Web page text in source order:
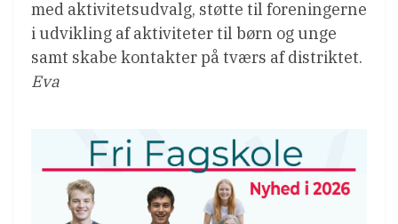
med aktivitetsudvalg, støtte til foreningerne
i udvikling af aktiviteter til børn og unge
samt skabe kontakter på tværs af distriktet.
Eva